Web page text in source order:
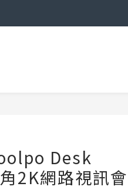
Desk
2K網路視訊會